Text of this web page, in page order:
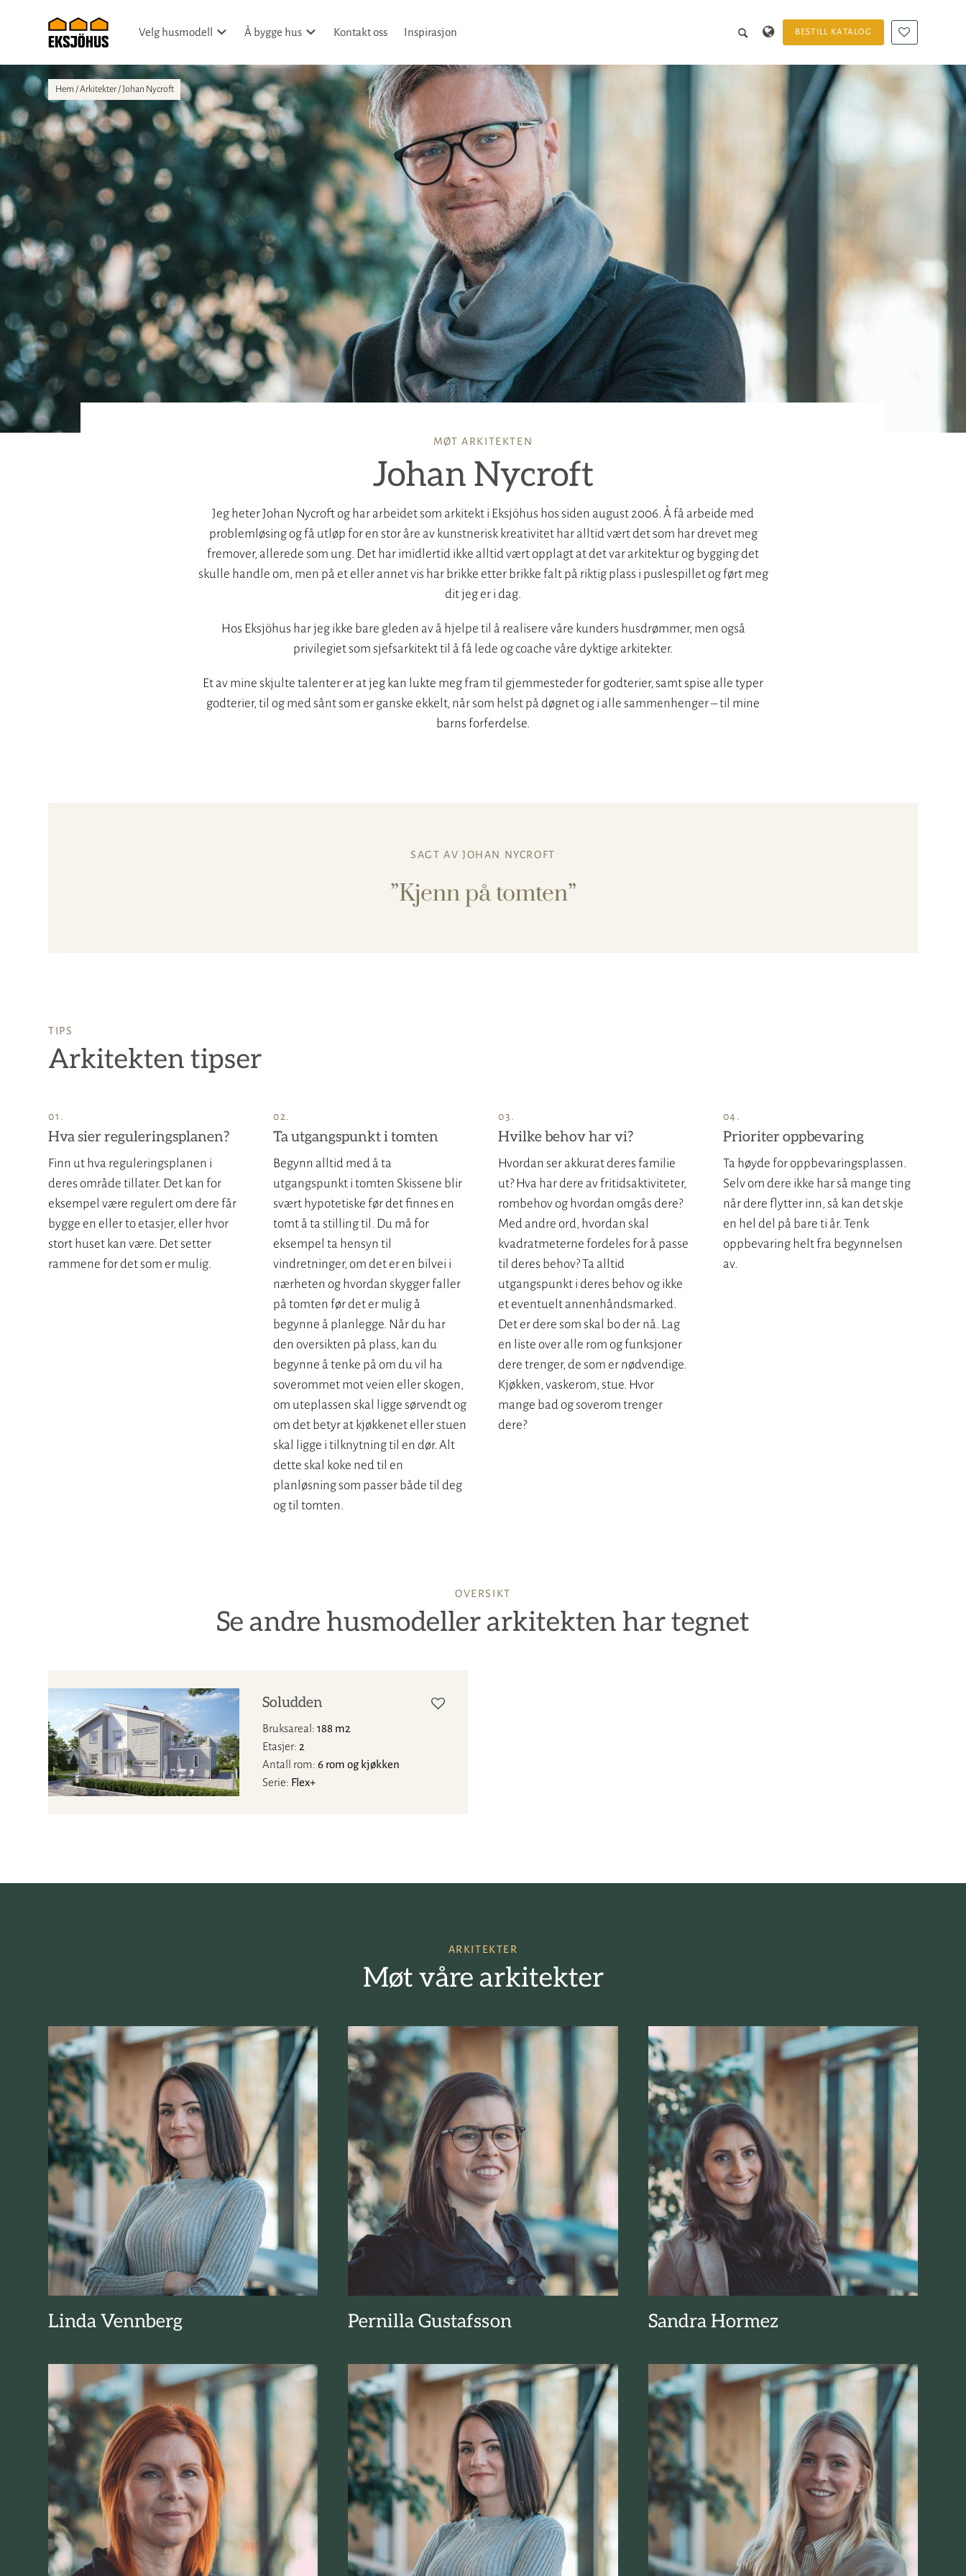
Velg husmodell Å bygge hus Kontakt oss Inspirasjon BESTILL KATALOG
Hem /Arkitekter/Johan Nycroft
MØT ARKITEKTEN
Johan Nycroft
Jeg heter Johan Nycroft og har arbeidet som arkitekt i Eksjöhus hos siden august 2006. Å få arbeide med
problemløsing og få utløp for en stor åre av kunstnerisk kreativitet har alltid vært det som har drevet meg
fremover, allerede som ung. Det har imidlertid ikke alltid vært opplagt at det var arkitektur og bygging det
skulle handle om, men på et eller annet vis har brikke etter brikke falt på riktig plass i puslespillet og ført meg
dit jeg er i dag.
Hos Eksjöhus har jeg ikke bare gleden av å hjelpe til å realisere våre kunders husdrømmer, men også
privilegiet som sjefsarkitekt til å få lede og coache våre dyktige arkitekter.
Et av mine skjulte talenter er at jeg kan lukte meg fram til gjemmesteder for godterier, samt spise alle typer
godterier, til og med sånt som er ganske ekkelt, når som helst på døgnet og i alle sammenhenger – til mine
barns forferdelse.
SAGT AV JOHAN NYCROFT
Kjenn på tomten
TIPS
Arkitekten tipser
Hva sier reguleringsplanen?
Finn ut hva reguleringsplanen i
deres område tillater. Det kan for
eksempel være regulert om dere får
bygge en eller to etasjer, eller hvor
stort huset kan være. Det setter
rammene for det som er mulig.
Ta utgangspunkt i tomten
Begynn alltid med å ta
utgangspunkt i tomten Skissene blir
svært hypotetiske før det finnes en
tomt å ta stilling til. Du må for
eksempel ta hensyn til
vindretninger, om det er en bilvei i
nærheten og hvordan skygger faller
på tomten før det er mulig å
begynne å planlegge. Når du har
den oversikten på plass, kan du
begynne å tenke på om du vil ha
soverommet mot veien eller skogen,
om uteplassen skal ligge sørvendt og
om det betyr at kjøkkenet eller stuen
skal ligge i tilknytning til en dør. Alt
dette skal koke ned til en
planløsning som passer både til deg
og til tomten.
Hvilke behov har vi?
Hvordan ser akkurat deres familie
ut? Hva har dere av fritidsaktiviteter,
rombehov og hvordan omgås dere?
Med andre ord, hvordan skal
kvadratmeterne fordeles for å passe
til deres behov? Ta alltid
utgangspunkt i deres behov og ikke
et eventuelt annenhåndsmarked.
Det er dere som skal bo der nå. Lag
en liste over alle rom og funksjoner
dere trenger, de som er nødvendige.
Kjøkken, vaskerom, stue. Hvor
mange bad og soverom trenger
dere?
Prioriter oppbevaring
Ta høyde for oppbevaringsplassen.
Selv om dere ikke har så mange ting
når dere flytter inn, så kan det skje
en hel del på bare ti år. Tenk
oppbevaring helt fra begynnelsen
av.
OVERSIKT
Se andre husmodeller arkitekten har tegnet
Soludden
Bruksareal
188 m2
Etasjer 2
Antall rom 6 rom og kjøkken
Serie Flex+
ARKITEKTER
Møt våre arkitekter
Linda Vennberg Pernilla Gustafsson Sandra Hormez